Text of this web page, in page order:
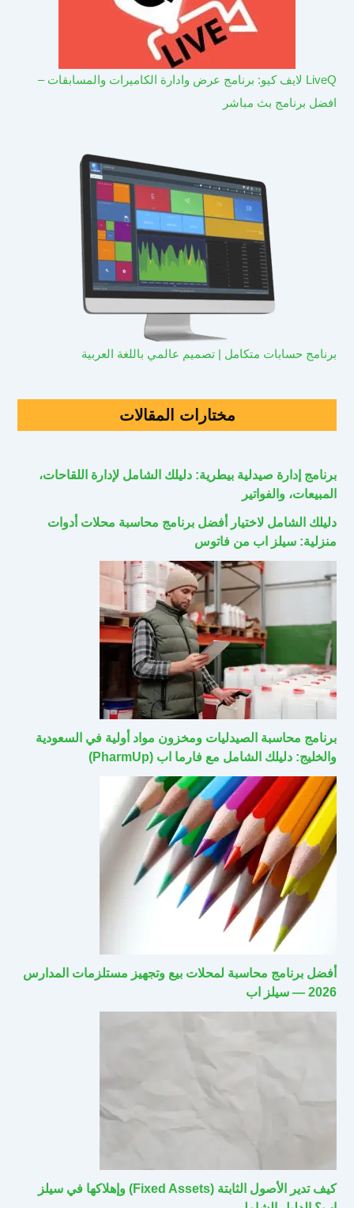
LiveQ لايف كيو: برنامج عرض وادارة الكاميرات والمسابقات –
افضل برنامج بث مباشر
برنامج حسابات متكامل | تصميم عالمي باللغة العربية
مختارات المقالات
برنامج إدارة صيدلية بيطرية: دليلك الشامل لإدارة اللقاحات،
المبيعات، والفواتير
دليلك الشامل لاختيار أفضل برنامج محاسبة محلات أدوات
منزلية: سيلز اب من فاتوس
برنامج محاسبة الصيدليات ومخزون مواد أولية في السعودية
والخليج: دليلك الشامل مع فارما اب (PharmUp)
أفضل برنامج محاسبة لمحلات بيع وتجهيز مستلزمات المدارس
2026 — سيلز اب
كيف تدير الأصول الثابتة (Fixed Assets) وإهلاكها في سيلز